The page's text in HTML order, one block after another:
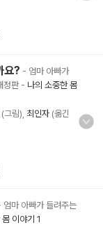
요? - 엄마 아빠가
정판- 나의 소중한 몸
(그림), 최인자 (옮긴
엄마 아빠가 들려주는
이야기 1